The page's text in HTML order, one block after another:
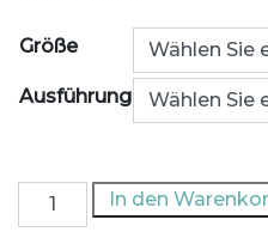
Größe
Ausführung
Postleitzahlenkarte
Deutschland
In den